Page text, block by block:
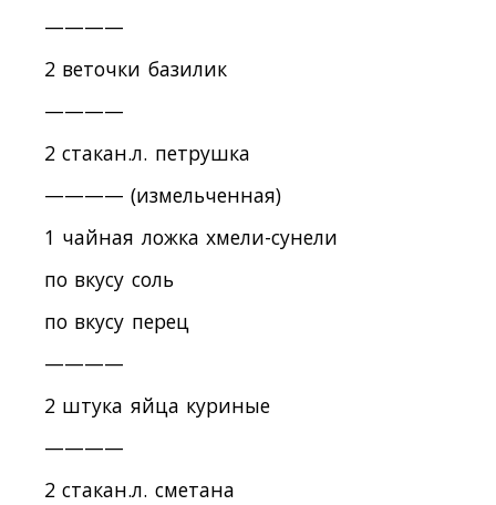
————
2 веточки базилик
————
2 стакан.л. петрушка
———— (измельченная)
1 чайная ложка хмели-сунели
по вкусу соль
по вкусу перец
————
2 штука яйца куриные
————
2 стакан.л. сметана